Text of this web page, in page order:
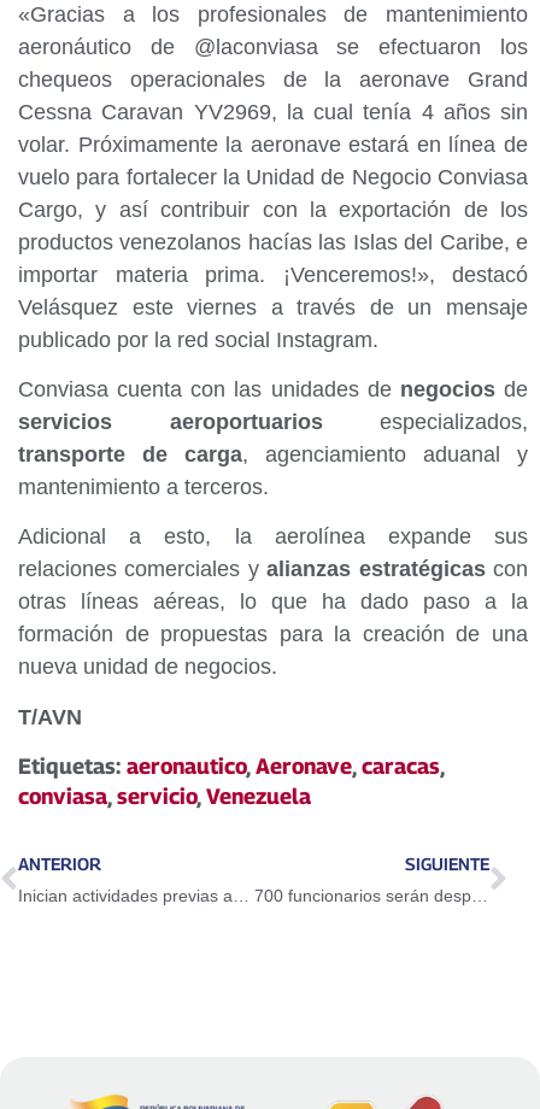
«Gracias a los profesionales de mantenimiento
aeronáutico de @laconviasa se efectuaron los
chequeos operacionales de la aeronave Grand
Cessna Caravan YV2969, la cual tenía 4 años sin
volar. Próximamente la aeronave estará en línea de
vuelo para fortalecer la Unidad de Negocio Conviasa
Cargo, y así contribuir con la exportación de los
productos venezolanos hacías las Islas del Caribe, e
importar materia prima. ¡Venceremos!», destacó
Velásquez este viernes a través de un mensaje
publicado por la red social Instagram.
Conviasa cuenta con las unidades de negociosde
servicios aeroportuariosespecializados,
transporte de carga, agenciamiento aduanal y
mantenimiento a terceros.
Adicional a esto, la aerolínea expande sus
relaciones comerciales yalianzas estratégicascon
otras líneas aéreas, lo que ha dado paso a la
formación de propuestas para la creación de una
nueva unidad de negocios.
T/AVN
Etiquetas: aeronautico,Aeronave,caracas,
conviasa,servicio,Venezuela
ANTERIOR
Inician actividades previas a reunión ministerial del Mnoal en Caracas
SIGUIENTE
700 funcionarios serán desplegados para la celebrar el Día del Niño en La Guaira